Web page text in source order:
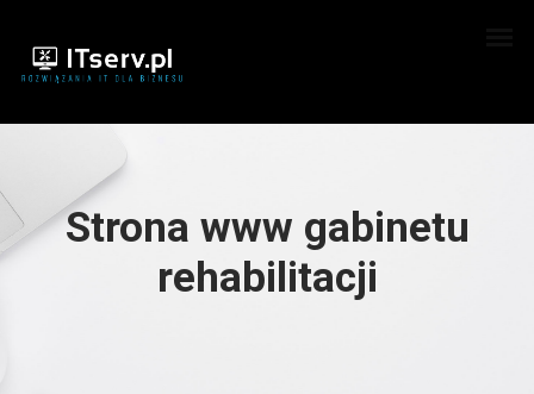
Strona www gabinetu
rehabilitacji